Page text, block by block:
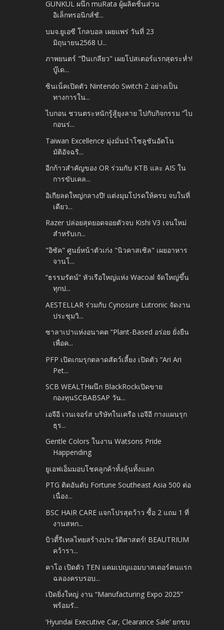
GUNKUL ผนึก muRata ผู้ผลิตชิ้นส่วน
อิเล็กทรอนิกส์ชั...
บมจ.ยูเอซี โกลบอล เผยแพร่ วันที่ 23
มิถุนายน2568 U...
ภาพยนตร์ "ปีนเกลียว" เผยโปสเตอร์แรกสุดระห่ำ!
บู๊เด...
ซินเน็คเปิดตัว Nintendo Switch 2 อย่างเป็น
ทางการใน...
ไบกอน ชวนตระหนักรู้สู้ยุงลาย ไปกับกิจกรรม “ไบ
กอนร่...
Taiwan Excellence มุ่งมั่นนำโซลูชันอัตโน
มัติอัจฉริ...
อีกก้าวสำคัญของ OR ร่วมกับ KTB และ AIS ใน
การขับเคล...
อิเกียลดใหญ่กลางปี! แต่งมุมโปรดให้ครบ จบในที่
เดียว...
Razer ปล่อยสุดยอดจอยตัวจบ Kishi V3 เจนใหม่
สำหรับเก...
"อิซัค" ศูนย์หน้าตัวเก่ง "นิวคาสเซิล" เผยอาหาร
จานโ...
“ธรรมรัตน์” หัวเรือใหญ่แห่ง Wacoal จัดใหญ่ขึ้น
ทุกป...
AESTELLAR ร่วมกับ Cynosure Lutronic จัดงาน
ประชุมวิ...
ซาลาเปาแห่งอนาคต “Plant-Based อร่อย ยั่งยืน
เพื่อค...
PFP เปิดเกมรุกตลาดสัตว์เลี้ยง เปิดตัว “Ari Ari
Pet...
SCB WEALTHผนึก BlackRockเปิดขาย
กองทุนSCBABSAP วัน...
เอจีอี เวนเจอร์ส บริษัทในเครือ เอจีอี กางแผนรุก
ธุร...
Gentle Colors ในงาน Watsons Pride
Happending
ยูเอฟเอ็มมอบโชคลูกค้าทั้งลุ้นทั้งแลก
PTG ติดอันดับ Fortune Southeast Asia 500 ต่อ
เนื่อง...
BSC HAIR CARE แจกโปรสุดว้าว ซื้อ 2 แถม 1 ที่
งานสหก...
บิวตี้รีเทลไทยสร้างประวัติศาสตร์! BEAUTRIUM
คว้ารา...
คาโอ เปิดตัว TEN แคมเปญแอมบาสเดอร์คนแรก
ฉลองครบรอบ...
เปิดยิ่งใหญ่ งาน “Manufacturing Expo 2025”
พร้อมรั...
‘Hyundai Executive Car, Clearance Sale’ ยกขบ